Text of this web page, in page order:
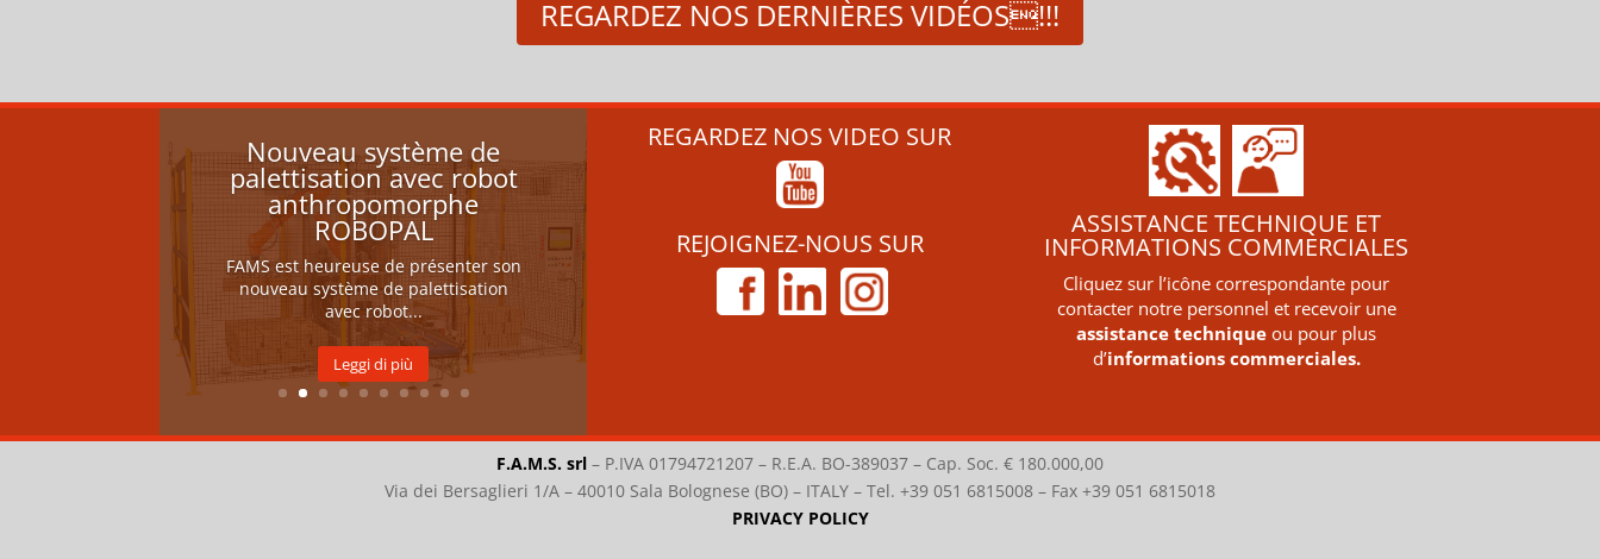
REGARDEZ NOS DERNIÈRES VIDÉOS!!!
Nouveau système de
palettisation avec robot
anthropomorphe
ROBOPAL
FAMS est heureuse de présenter son
nouveau système de palettisation
avec robot...
Leggi di più
REGARDEZ NOS VIDEO SUR
REJOIGNEZ-NOUS SUR
ASSISTANCE TECHNIQUE ET
INFORMATIONS COMMERCIALES
Cliquez sur l’icône correspondante pour
contacter notre personnel et recevoir une
assistance technique ou pour plus
d’informations commerciales.
F.A.M.S. srl – P.IVA 01794721207 – R.E.A. BO-389037 – Cap. Soc. € 180.000,00
Via dei Bersaglieri 1/A – 40010 Sala Bolognese (BO) – ITALY – Tel. +39 051 6815008 – Fax +39 051 6815018
PRIVACY POLICY